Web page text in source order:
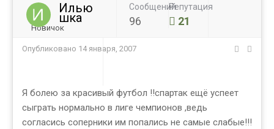
Илью
шка
Новичок
Сообщений
96
Репутация
21
Опубликовано 14 января, 2007
Я болею за красивый футбол !!спартак ещё успеет
сыграть нормально в лиге чемпионов ,ведь
согласись соперники им попались не самые слабые!!!